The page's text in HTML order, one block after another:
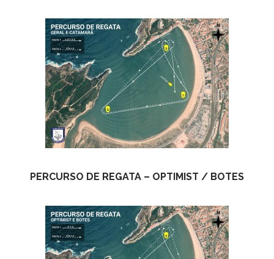
PERCURSO DE REGATA – OPTIMIST / BOTES